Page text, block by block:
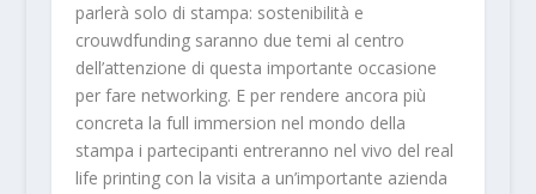
parlerà solo di stampa: sostenibilità e
crouwdfunding saranno due temi al centro
dell’attenzione di questa importante occasione
per fare networking. E per rendere ancora più
concreta la full immersion nel mondo della
stampa i partecipanti entreranno nel vivo del real
life printing con la visita a un’importante azienda